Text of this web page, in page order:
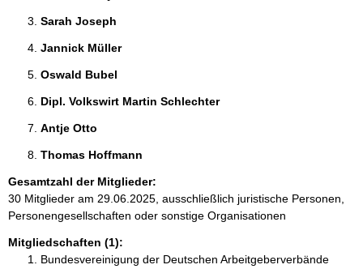
Sarah Joseph
Jannick Müller
Oswald Bubel
Dipl. Volkswirt Martin Schlechter
Antje Otto
Thomas Hoffmann
Gesamtzahl der Mitglieder:
30 Mitglieder am 29.06.2025, ausschließlich juristische Personen,
Personengesellschaften oder sonstige Organisationen
Mitgliedschaften (1):
Bundesvereinigung der Deutschen Arbeitgeberverbände